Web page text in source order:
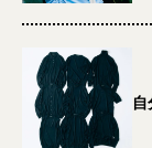
自